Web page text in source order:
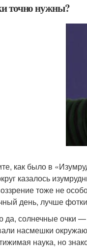
точно нужны?
как было в
казалось
тоже не
день, лучше
да, солнечные очки
насмешки
наука, но